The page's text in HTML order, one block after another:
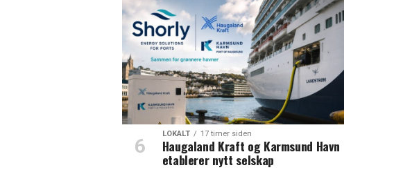
LOKALT 17 timer siden
Haugaland Kraft og Karmsund Havn
etablerer nytt selskap